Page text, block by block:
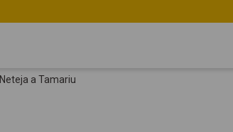
Neteja a Tamariu